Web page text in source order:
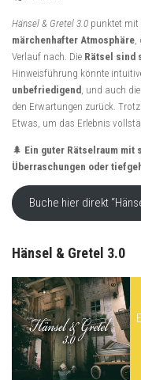
Hänsel & Gretel 3.0 punktet mit
märchenhafter Atmosphäre
Verlauf nach. Die Rätsel sind
Hinweisführung könnte
unbefriedigend , und auch
den Erwartungen zurück.
Etwas, um das Erlebnis
🌲 Ein guter Rätselraum mit
Überraschungen oder
Buche hier direkt
Hänsel & Gretel 3.0